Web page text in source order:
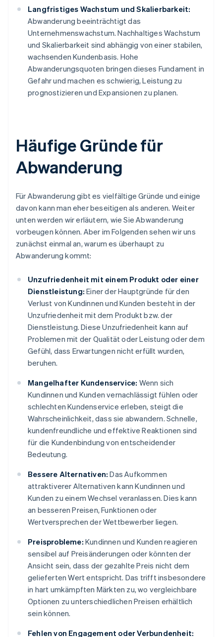
Langfristiges Wachstum und Skalierbarkeit:
Abwanderung beeinträchtigt das
Unternehmenswachstum. Nachhaltiges Wachstum
und Skalierbarkeit sind abhängig von einer stabilen,
wachsenden Kundenbasis. Hohe
Abwanderungsquoten bringen dieses Fundament in
Gefahr und machen es schwierig, Leistung zu
prognostizieren und Expansionen zu planen.
Häufige Gründe für
Abwanderung
Für Abwanderung gibt es vielfältige Gründe und einige
davon kann man eher beseitigen als anderen. Weiter
unten werden wir erläutern, wie Sie Abwanderung
vorbeugen können. Aber im Folgenden sehen wir uns
zunächst einmal an, warum es überhaupt zu
Abwanderung kommt:
Unzufriedenheit mit einem Produkt oder einer
Dienstleistung: Einer der Hauptgründe für den
Verlust von Kundinnen und Kunden besteht in der
Unzufriedenheit mit dem Produkt bzw. der
Dienstleistung. Diese Unzufriedenheit kann auf
Problemen mit der Qualität oder Leistung oder dem
Gefühl, dass Erwartungen nicht erfüllt wurden,
beruhen.
Mangelhafter Kundenservice: Wenn sich
Kundinnen und Kunden vernachlässigt fühlen oder
schlechten Kundenservice erleben, steigt die
Wahrscheinlichkeit, dass sie abwandern. Schnelle,
kundenfreundliche und effektive Reaktionen sind
für die Kundenbindung von entscheidender
Bedeutung.
Bessere Alternativen: Das Aufkommen
attraktiverer Alternativen kann Kundinnen und
Kunden zu einem Wechsel veranlassen. Dies kann
an besseren Preisen, Funktionen oder
Wertversprechen der Wettbewerber liegen.
Preisprobleme: Kundinnen und Kunden reagieren
sensibel auf Preisänderungen oder könnten der
Ansicht sein, dass der gezahlte Preis nicht dem
gelieferten Wert entspricht. Das trifft insbesondere
in hart umkämpften Märkten zu, wo vergleichbare
Optionen zu unterschiedlichen Preisen erhältlich
sein können.
Fehlen von Engagement oder Verbundenheit: